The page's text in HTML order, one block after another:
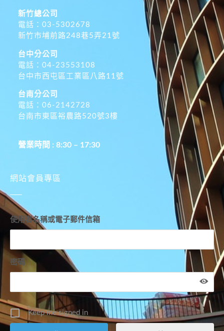
新竹總公司
電話：03-5302678
新竹市埔前路248巷5弄21號
台中分公司
電話：04-23553108
台中市西屯區工業區八路11號
台南分公司
電話：06-2142728
台南市東區裕農路520號3樓
營業時間 : 8:30 – 17:30
網站會員專區
使用者名稱或電子郵件信箱
密碼
Keep me signed in